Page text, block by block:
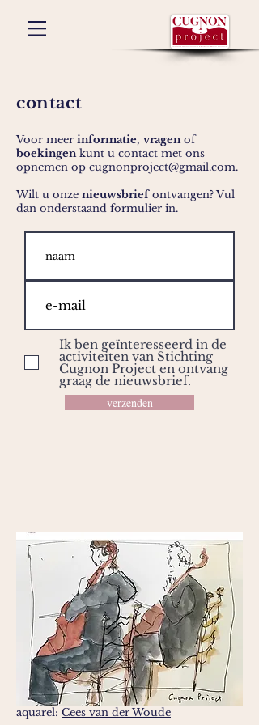
contact
Voor meer informatie, vragenof
boekingenkunt u contact met ons
opnemen op cugnonproject@gmail.com.
Wilt u onze nieuwsbriefontvangen? Vul
dan onderstaand formulier in.
Ik ben geïnteresseerd in de
activiteiten van Stichting
Cugnon Project en ontvang
graag de nieuwsbrief.
verzenden
aquarel: Cees van der Woude